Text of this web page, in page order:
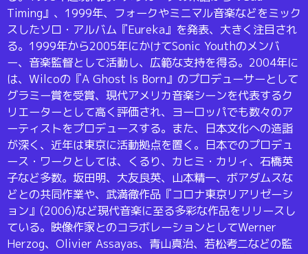
Timing』、1999年、フォークやミニマル音楽などをミック
スしたソロ・アルバム『Eureka』を発表、大きく注目され
る。1999年から2005年にかけてSonic Youthのメンバ
ー、音楽監督として活動し、広範な支持を得る。2004年に
は、Wilcoの『A Ghost Is Born』のプロデューサーとして
グラミー賞を受賞、現代アメリカ音楽シーンを代表するク
リエーターとして高く評価され、ヨーロッパでも数々のア
ーティストをプロデュースする。また、日本文化への造詣
が深く、近年は東京に活動拠点を置く。日本でのプロデュ
ース・ワークとしては、くるり、カヒミ・カリィ、石橋英
子など多数。坂田明、大友良英、山本精一、ボアダムスな
どとの共同作業や、武満徹作品『コロナ東京リアリゼーシ
ョン』(2006)など現代音楽に至る多彩な作品をリリースし
ている。映像作家とのコラボレーションとしてWerner
Herzog、Olivier Assayas、青山真治、若松考二などの監